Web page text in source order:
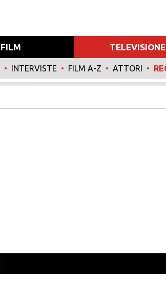
FILM TELEVISIONE
• INTERVISTE • FILM A-Z • ATTORI •